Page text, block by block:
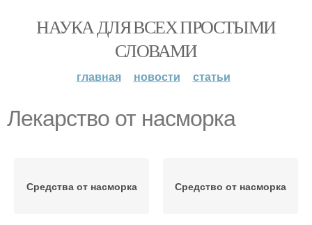
НАУКА ДЛЯ ВСЕХ ПРОСТЫМИ
СЛОВАМИ
главная новости статьи
Лекарство от насморка
Средства от насморка Средство от насморка